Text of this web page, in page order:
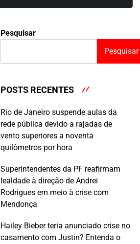
Pesquisar
Pesquisar
POSTS RECENTES
Rio de Janeiro suspende aulas da
rede pública devido a rajadas de
vento superiores a noventa
quilômetros por hora
Superintendentes da PF reafirmam
lealdade à direção de Andrei
Rodrigues em meio à crise com
Mendonça
Hailey Bieber teria anunciado crise no
casamento com Justin? Entenda o